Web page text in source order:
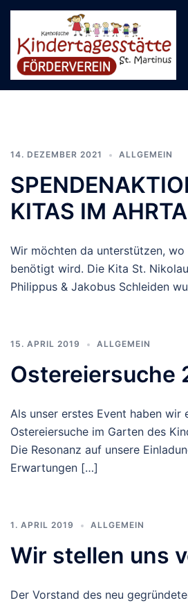
Zum
springen
14. DEZEMBER 2021 ALLGEMEIN
KITAS IM
Wir möchten da unterstützen,
benötigt wird. Die Kita St.
Philippus & Jakobus Schleiden
15. APRIL 2019 ALLGEMEIN
Ostereiersuche
Als unser erstes Event haben wir
Ostereiersuche im Garten des
Die Resonanz auf unsere
Erwartungen […]
1. APRIL 2019 ALLGEMEIN
Wir stellen uns
Der Vorstand des neu